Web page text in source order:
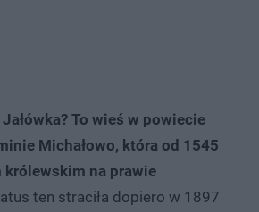
Jałówka? To wieś w powiecie
Michałowo, która od 1545
królewskim na prawie
ten straciła dopiero w 1897